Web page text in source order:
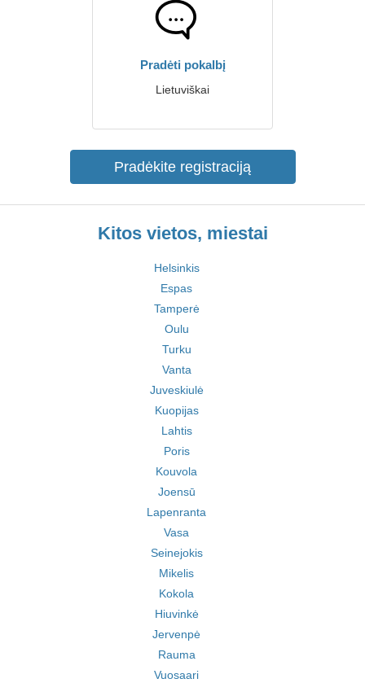
Pradėti pokalbį
Lietuviškai
Pradėkite registraciją
Kitos vietos, miestai
Helsinkis
Espas
Tamperė
Oulu
Turku
Vanta
Juveskiulė
Kuopijas
Lahtis
Poris
Kouvola
Joensū
Lapenranta
Vasa
Seinejokis
Mikelis
Kokola
Hiuvinkė
Jervenpė
Rauma
Vuosaari